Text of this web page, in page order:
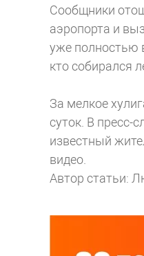
Сообщники
аэропорта и
уже полностью
кто собирался
За мелкое
суток. В пресс-
известный
видео.
Автор статьи: